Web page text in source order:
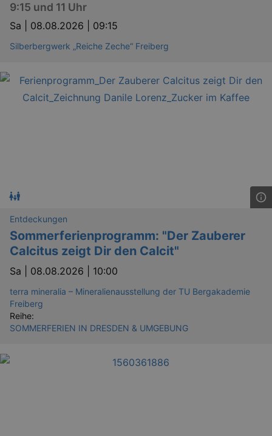
9:15 und 11 Uhr
Sa | 08.08.2026 | 09:15
Silberbergwerk „Reiche Zeche“ Freiberg
Entdeckungen
Sommerferienprogramm: "Der Zauberer
Calcitus zeigt Dir den Calcit"
Sa | 08.08.2026 | 10:00
terra mineralia – Mineralienausstellung der TU Bergakademie
Freiberg
Reihe:
SOMMERFERIEN IN DRESDEN & UMGEBUNG